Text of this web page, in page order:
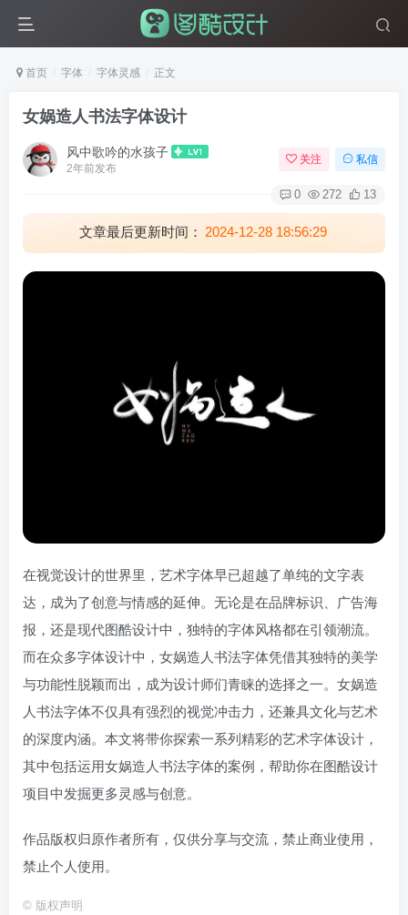
首页 字体 字体灵感 正文
女娲造人书法字体设计
风中歌吟的水孩子
2年前发布
关注 私信
0 272 13
文章最后更新时间： 2024-12-28 18:56:29
在视觉设计的世界里，艺术字体早已超越了单纯的文字表
达，成为了创意与情感的延伸。无论是在品牌标识、广告海
报，还是现代图酷设计中，独特的字体风格都在引领潮流。
而在众多字体设计中，女娲造人书法字体凭借其独特的美学
与功能性脱颖而出，成为设计师们青睐的选择之一。女娲造
人书法字体不仅具有强烈的视觉冲击力，还兼具文化与艺术
的深度内涵。本文将带你探索一系列精彩的艺术字体设计，
其中包括运用女娲造人书法字体的案例，帮助你在图酷设计
项目中发掘更多灵感与创意。
作品版权归原作者所有，仅供分享与交流，禁止商业使用，
禁止个人使用。
© 版权声明